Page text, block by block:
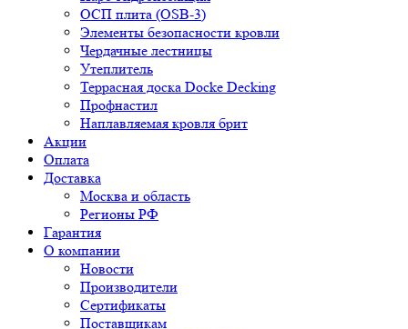
ОСП плита (OSB-3)
Элементы безопасности кровли
Чердачные лестницы
Утеплитель
Террасная доска Docke Decking
Профнастил
Наплавляемая кровля брит
Акции
Оплата
Доставка
Москва и область
Регионы РФ
Гарантия
О компании
Новости
Производители
Сертификаты
Поставщикам